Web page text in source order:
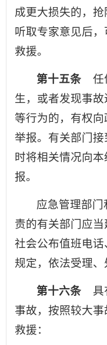
成更大损失的，
听取专家意见后
救援。
第十五条 任
生，或者发现事
等行为的，有权
举报。有关部门
时将相关情况向
报。
应急管理部
责的有关部门应
社会公布值班电
规定，依法受理、
第十六条 具
事故，按照较大
救援：